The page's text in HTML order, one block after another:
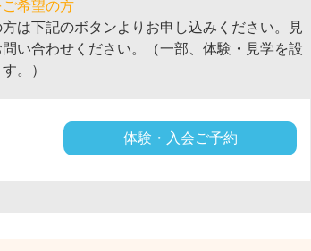
希望の方
は下記のボタンよりお申し込みください。見
い合わせください。（一部、体験・見学を設
。）
体験・入会ご予約